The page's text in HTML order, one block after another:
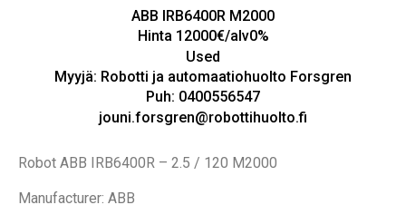
ABB IRB6400R M2000
Hinta 12000€/alv0%
Used
Myyjä: Robotti ja automaatiohuolto Forsgren
Puh: 0400556547
jouni.forsgren@robottihuolto.fi
Robot ABB IRB6400R – 2.5 / 120 M2000
Manufacturer: ABB